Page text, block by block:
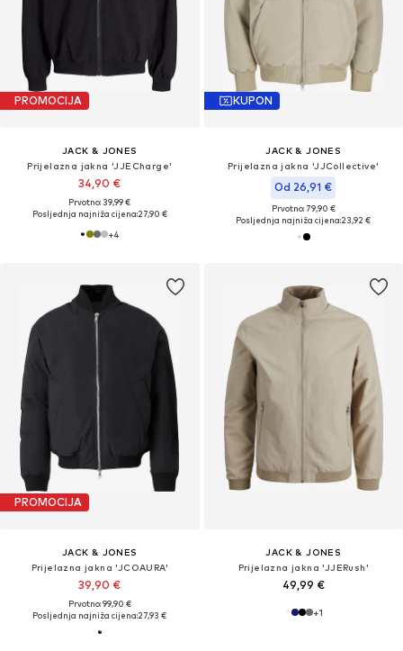
PROMOCIJA
JACK & JONES
Prijelazna jakna 'JJECharge'
34,90 €
Prvotno: 39,99 €
Posljednja najniža cijena:27,90 €
+4
KUPON
JACK & JONES
Prijelazna jakna 'JJCollective'
Od 26,91 €
Prvotno: 79,90 €
Posljednja najniža cijena:23,92 €
PROMOCIJA
JACK & JONES
Prijelazna jakna 'JCOAURA'
39,90 €
Prvotno: 99,90 €
Posljednja najniža cijena:27,93 €
JACK & JONES
Prijelazna jakna 'JJERush'
49,99 €
+1